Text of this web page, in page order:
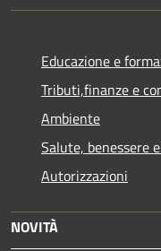
Educazione e
Tributi,finanze e
Ambiente
Salute, benessere
Autorizzazioni
NOVITÀ